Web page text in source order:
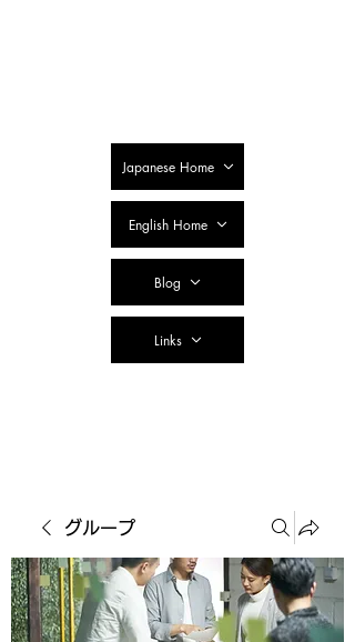
Japanese Home
English Home
Blog
Links
グループ